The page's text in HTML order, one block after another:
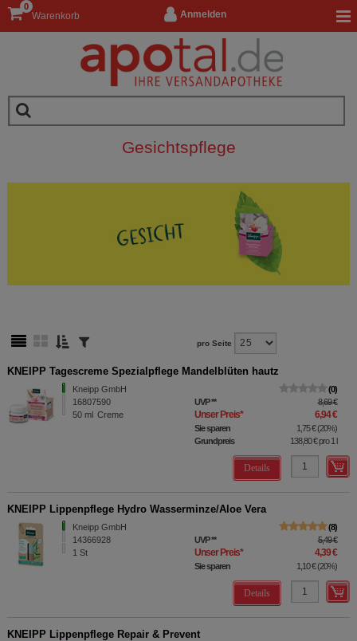
Anmelden
Warenkorb
0
Gesichtspflege
pro Seite
KNEIPP Tagescreme Spezialpflege Mandelblüten hautz
Kneipp GmbH
16807590
50 ml Creme
0
UVP** 8,69 €
Unser Preis* 6,94 €
Sie sparen 1,75 €(20%)
Grundpreis
138,80 €pro 1 l
Details
KNEIPP Lippenpflege Hydro Wasserminze/Aloe Vera
Kneipp GmbH
14366928
1 St
8
UVP** 5,49 €
Unser Preis* 4,39 €
Sie sparen 1,10 €(20%)
Details
KNEIPP Lippenpflege Repair & Prevent